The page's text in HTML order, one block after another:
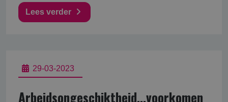
Lees verder
29-03-2023
Arbeidsongeschiktheid...voorkomen